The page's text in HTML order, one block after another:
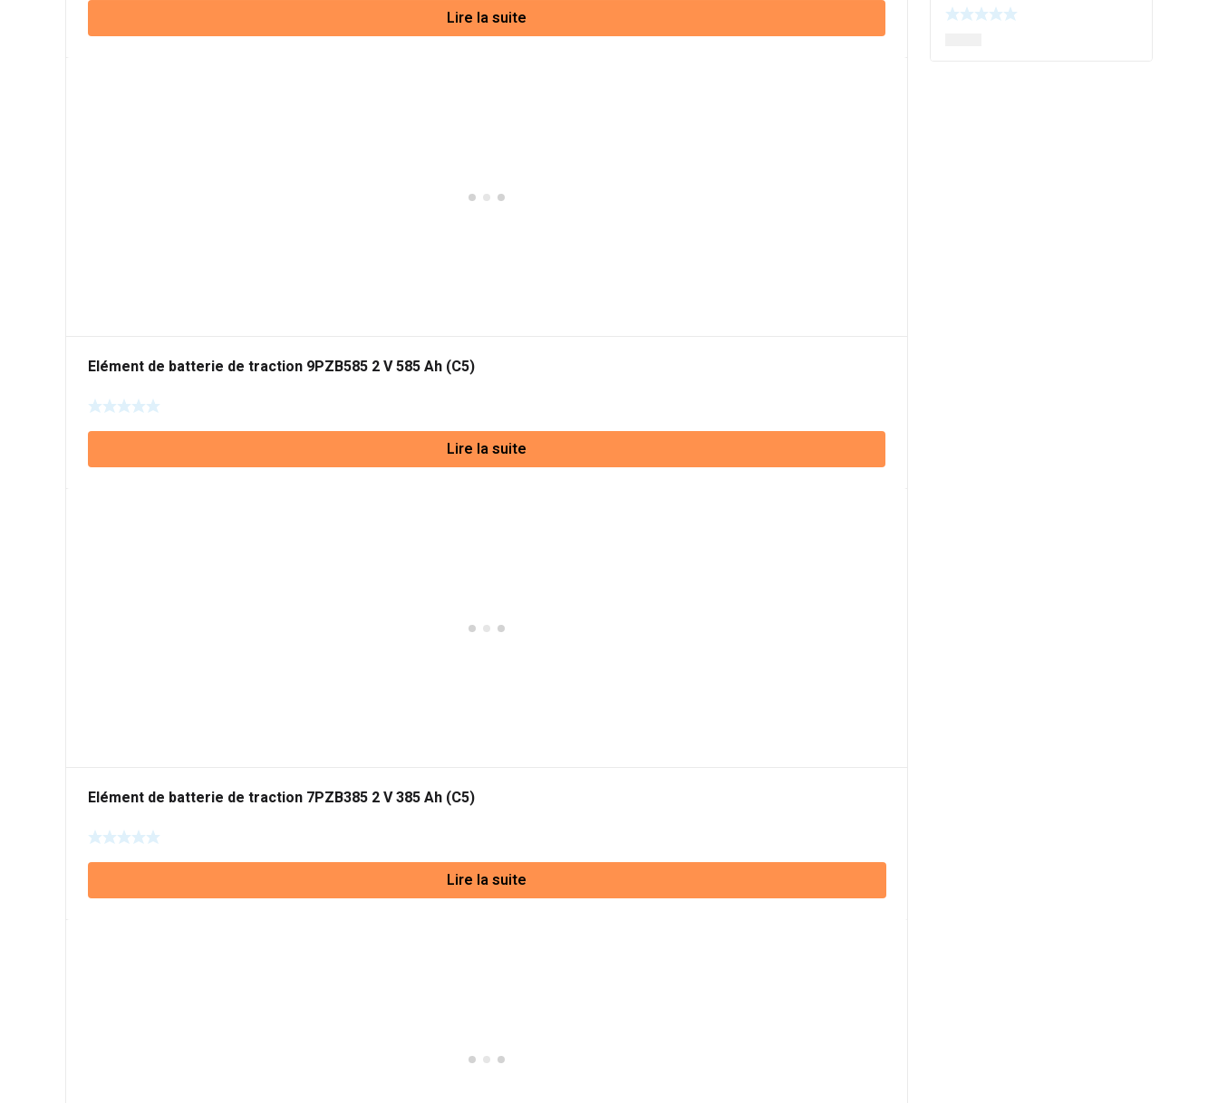
Lire la suite
Elément de batterie de traction 9PZB585 2 V 585 Ah (C5)
Lire la suite
Elément de batterie de traction 7PZB385 2 V 385 Ah (C5)
Lire la suite